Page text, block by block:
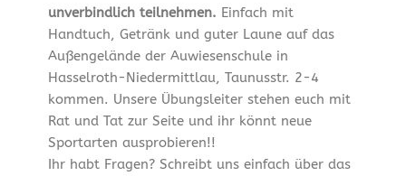
unverbindlich teilnehmen. Einfach mit
Handtuch, Getränk und guter Laune auf das
Außengelände der Auwiesenschule in
Hasselroth-Niedermittlau, Taunusstr. 2-4
kommen. Unsere Übungsleiter stehen euch mit
Rat und Tat zur Seite und ihr könnt neue
Sportarten ausprobieren!!
Ihr habt Fragen? Schreibt uns einfach über das